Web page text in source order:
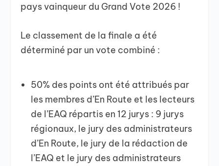
pays vainqueur du Grand Vote 2026 !
Le classement de la finale a été
déterminé par un vote combiné :
50% des points ont été attribués par
les membres d’En Route et les lecteurs
de l’EAQ répartis en 12 jurys : 9 jurys
régionaux, le jury des administrateurs
d’En Route, le jury de la rédaction de
l’EAQ et le jury des administrateurs